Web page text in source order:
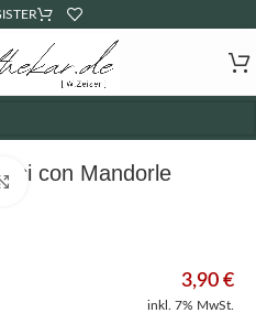
con Mandorle
Click to enlarge
3,90 €
inkl. 7% MwSt.